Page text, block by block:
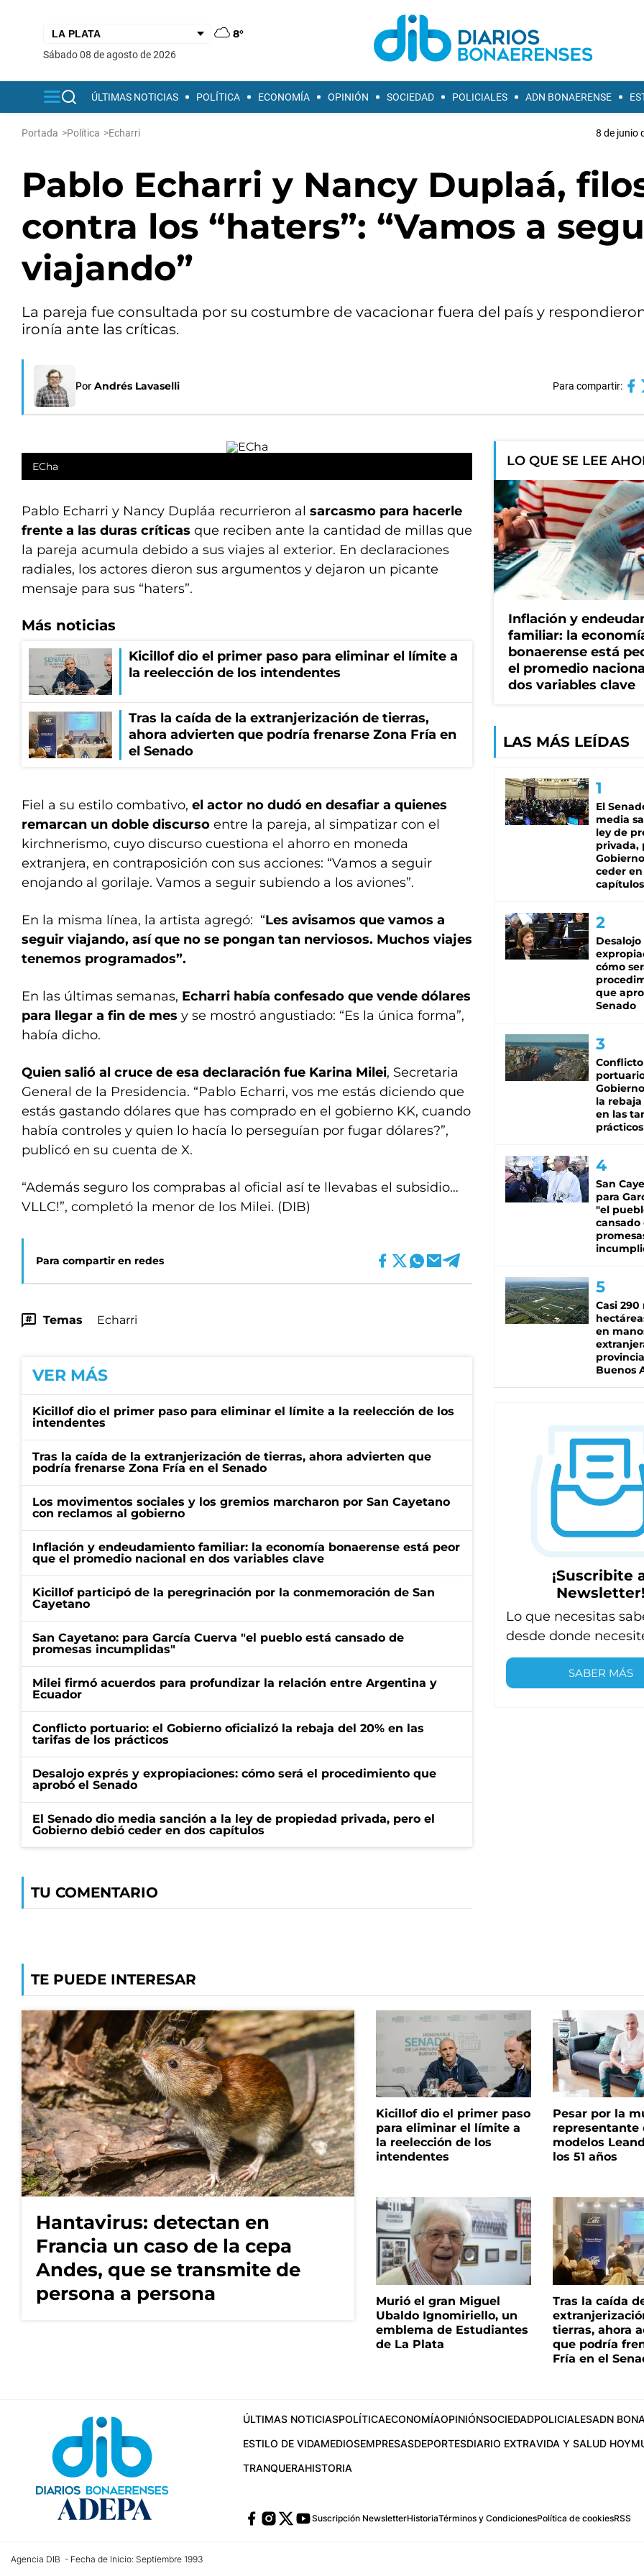
8°
sábado 08 de agosto de 2026
ÚLTIMAS NOTICIAS POLÍTICA ECONOMÍA OPINIÓN SOCIEDAD POLICIALES ADN BONAERENSE
Portada >Política >Echarri 8 de junio
Pablo Echarri y Nancy Duplaá,
contra los “haters”: “Vamos a
viajando”
La pareja fue consultada por su costumbre de vacacionar fuera del país y
ironía ante las críticas.
Por Andrés Lavaselli Para compartir:
ECha
Pablo Echarri y Nancy Dupláa recurrieron al sarcasmo para hacerle
frente a las duras críticas que reciben ante la cantidad de millas que
la pareja acumula debido a sus viajes al exterior. En declaraciones
radiales, los actores dieron sus argumentos y dejaron un picante
mensaje para sus “haters”.
Más noticias
Kicillof dio el primer paso para eliminar el límite a
la reelección de los intendentes
Tras la caída de la extranjerización de tierras,
ahora advierten que podría frenarse Zona Fría en
el Senado
Fiel a su estilo combativo, el actor no dudó en desafiar a quienes
remarcan un doble discurso entre la pareja, al simpatizar con el
kirchnerismo, cuyo discurso cuestiona el ahorro en moneda
extranjera, en contraposición con sus acciones: “Vamos a seguir
enojando al gorilaje. Vamos a seguir subiendo a los aviones”.
En la misma línea, la artista agregó: “Les avisamos que vamos a
seguir viajando, así que no se pongan tan nerviosos. Muchos viajes
tenemos programados”.
En las últimas semanas, Echarri había confesado que vende dólares
para llegar a fin de mes y se mostró angustiado: “Es la única forma”,
había dicho.
Quien salió al cruce de esa declaración fue Karina Milei, Secretaria
General de la Presidencia. “Pablo Echarri, vos me estás diciendo que
estás gastando dólares que has comprado en el gobierno KK, cuando
había controles y quien lo hacía lo perseguían por fugar dólares?”,
publicó en su cuenta de X.
“Además seguro los comprabas al oficial así te llevabas el subsidio…
VLLC!”, completó la menor de los Milei. (DIB)
Para compartir en redes
Temas Echarri
VER MÁS
Kicillof dio el primer paso para eliminar el límite a la reelección de los
intendentes
Tras la caída de la extranjerización de tierras, ahora advierten que
podría frenarse Zona Fría en el Senado
Los movimentos sociales y los gremios marcharon por San Cayetano
con reclamos al gobierno
Inflación y endeudamiento familiar: la economía bonaerense está peor
que el promedio nacional en dos variables clave
Kicillof participó de la peregrinación por la conmemoración de San
Cayetano
San Cayetano: para García Cuerva "el pueblo está cansado de
promesas incumplidas"
Milei firmó acuerdos para profundizar la relación entre Argentina y
Ecuador
Conflicto portuario: el Gobierno oficializó la rebaja del 20% en las
tarifas de los prácticos
Desalojo exprés y expropiaciones: cómo será el procedimiento que
aprobó el Senado
El Senado dio media sanción a la ley de propiedad privada, pero el
Gobierno debió ceder en dos capítulos
TU COMENTARIO
LO QUE SE LEE
Inflación y
familiar: la
bonaerense está
el promedio
dos variables clave
LAS MÁS LEÍDAS
El
media
ley de
privada,
ceder
capítulos
cómo
que
Senado
Conflicto
la rebaja
en las
prácticos
San
para
"el
cansado
Casi 290
en
Buenos
¡Suscribite
Newsletter!
Lo que necesitas
desde donde
SABER MÁS
TE PUEDE INTERESAR
Hantavirus: detectan en
Francia un caso de la cepa
Andes, que se transmite de
persona a persona
Kicillof dio el primer paso
para eliminar el límite a
la reelección de los
intendentes
Pesar por la
representante
modelos
los 51 años
Murió el gran Miguel
Ubaldo Ignomiriello, un
emblema de Estudiantes
de La Plata
Tras la caída
tierras, ahora
que podría
Fría en el
ÚLTIMAS NOTICIASPOLÍTICAECONOMÍAOPINIÓNSOCIEDADPOLICIALESADN
ESTILO DE VIDAMEDIOSEMPRESASDEPORTESDIARIO EXTRAVIDA Y SALUD HOY
TRANQUERAHISTORIA
Suscripción NewsletterHistoriaTérminos y CondicionesPolítica de cookiesRSS
Agencia DIB - Fecha de Inicio: Septiembre 1993